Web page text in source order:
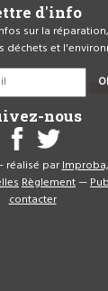
d'info
sur la
déchets et
nous
par
Règlement—
contacter